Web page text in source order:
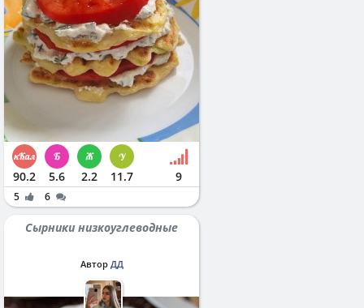
90.2 5.6 2.2 11.7 9
5 6
Сырники низкоуглеводные
Автор ДД